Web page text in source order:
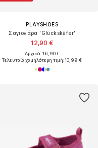
PLAYSHOES
Σαγιονάρα 'Glückskäfer'
12,90 €
Αρχικά: 16,90 €
Τελευταία χαμηλότερη τιμή:10,99 €